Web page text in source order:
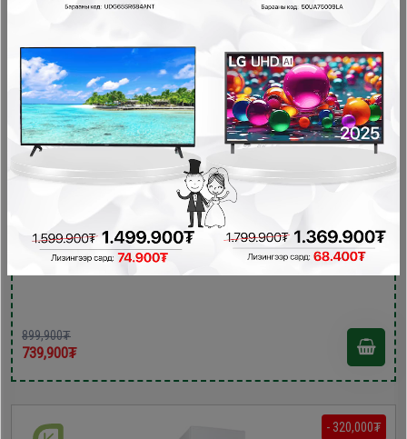
Homelux HL-DD-33B хөргөгч
Хөргөгч
899,900₮
739,900₮
- 320,000₮